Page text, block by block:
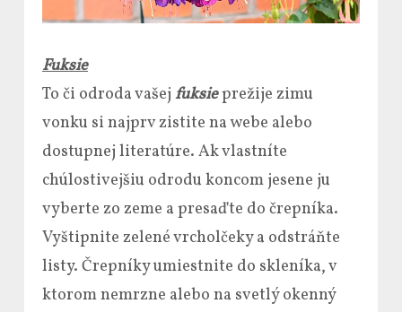
Fuksie
To či odroda vašej fuksieprežije zimu
vonku si najprv zistite na webe alebo
dostupnej literatúre. Ak vlastníte
chúlostivejšiu odrodu koncom jesene ju
vyberte zo zeme a presaďte do črepníka.
Vyštipnite zelené vrcholčeky a odstráňte
listy. Črepníky umiestnite do skleníka, v
ktorom nemrzne alebo na svetlý okenný